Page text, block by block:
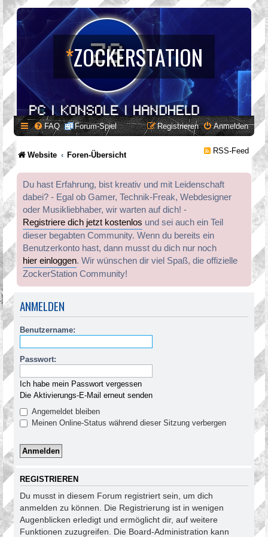
*ZOCKERSTATION
FAQ Forum-Spiel Anmelden
Registrieren
Website Foren-Übersicht RSS-Feed
Du hast Erfahrung, bist kreativ und mit Leidenschaft
dabei? - Egal ob Gamer, Technik-Freak, Webdesigner
oder Musikliebhaber, wir warten auf dich! -
Registriere dich jetzt kostenlos und sei auch ein Teil
dieser begabten Community. Wenn du bereits ein
Benutzerkonto hast, dann musst du dich nur noch
hier einloggen. Wir wünschen dir viel Spaß, die offizielle
ZockerStation Community!
ANMELDEN
Benutzername:
Passwort:
Ich habe mein Passwort vergessen
Die Aktivierungs-E-Mail erneut senden
Angemeldet bleiben
Meinen Online-Status während dieser Sitzung verbergen
REGISTRIEREN
Du musst in diesem Forum registriert sein, um dich
anmelden zu können. Die Registrierung ist in wenigen
Augenblicken erledigt und ermöglicht dir, auf weitere
Funktionen zuzugreifen. Die Board-Administration kann